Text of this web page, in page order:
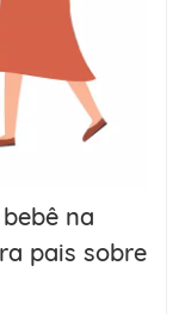
na
pais sobre